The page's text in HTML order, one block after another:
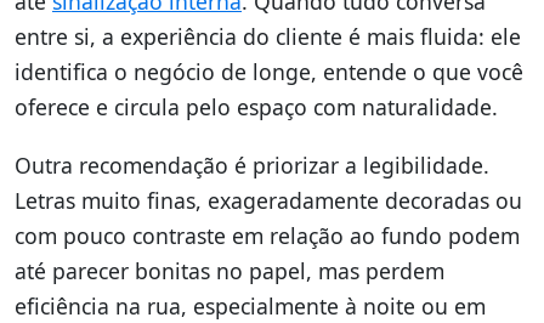
entre si, a experiência do cliente é mais fluida: ele
identifica o negócio de longe, entende o que você
oferece e circula pelo espaço com naturalidade.
Outra recomendação é priorizar a legibilidade.
Letras muito finas, exageradamente decoradas ou
com pouco contraste em relação ao fundo podem
até parecer bonitas no papel, mas perdem
eficiência na rua, especialmente à noite ou em